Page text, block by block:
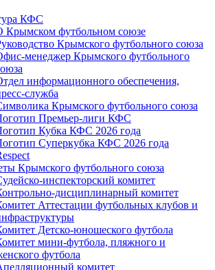
КФС
Крымском футбольном союзе
Крымского футбольного союза
менеджер Крымского футбольного
информационного обеспечения,
служба
Крымского футбольного союза
Премьер-лиги КФС
Кубка КФС 2026 года
Суперкубка КФС 2026 года
Крымского футбольного союза
инспекторский комитет
дисциплинарный комитет
Аттестации футбольных клубов и
Детско-юношеского футбола
мини-футбола, пляжного и
футбола
комитет